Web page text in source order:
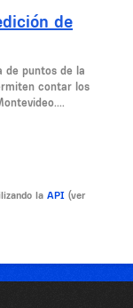
de
de puntos de la
contar los
la API (ver